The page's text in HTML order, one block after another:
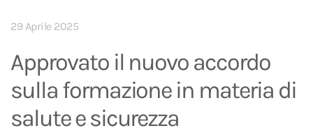
29 Aprile 2025
Approvato il nuovo accordo
sulla formazione in materia di
salute e sicurezza